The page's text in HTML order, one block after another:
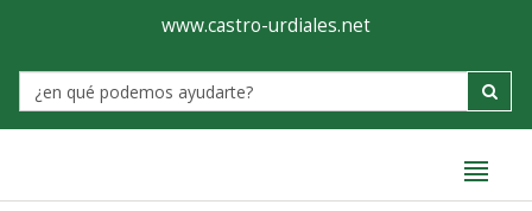
Ayuntamiento
de
Castro-
www.castro-urdiales.net
Label